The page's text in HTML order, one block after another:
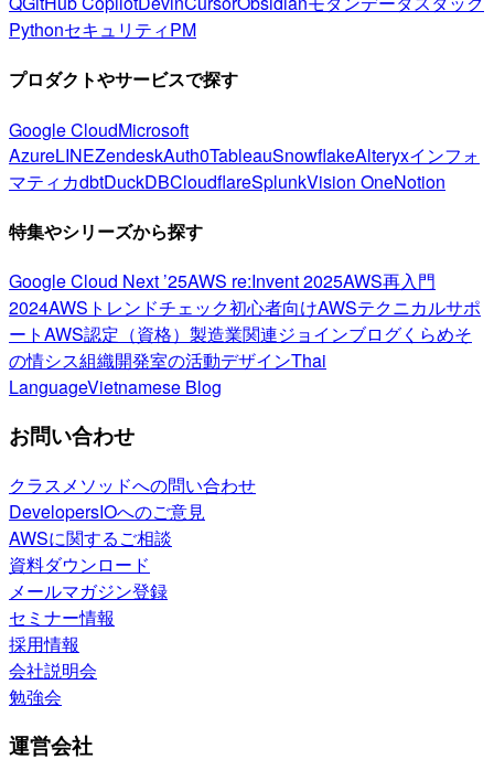
PythonセキュリティPM
プロダクトやサービスで探す
Google CloudMicrosoft
AzureLINEZendeskAuth0TableauSnowflakeAlteryxインフォ
マティカdbtDuckDBCloudflareSplunkVision OneNotion
特集やシリーズから探す
Google Cloud Next ’25AWS re:Invent 2025AWS再入門
2024AWSトレンドチェック初心者向けAWSテクニカルサポ
ートAWS認定（資格） 製造業関連ジョインブログくらめそ
の情シス組織開発室の活動デザインThai
LanguageVietnamese Blog
お問い合わせ
クラスメソッドへの問い合わせ
DevelopersIOへのご意見
AWSに関するご相談
資料ダウンロード
メールマガジン登録
セミナー情報
採用情報
会社説明会
勉強会
運営会社